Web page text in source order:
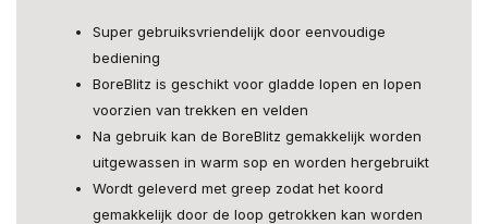
Super gebruiksvriendelijk door eenvoudige
bediening
BoreBlitz is geschikt voor gladde lopen en lopen
voorzien van trekken en velden
Na gebruik kan de BoreBlitz gemakkelijk worden
uitgewassen in warm sop en worden hergebruikt
Wordt geleverd met greep zodat het koord
gemakkelijk door de loop getrokken kan worden